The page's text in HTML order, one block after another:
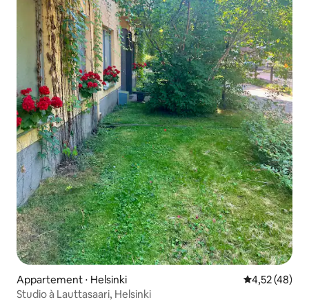
Appartement ⋅ Helsinki Évaluation
4,52 (48)
Studio à Lauttasaari, Helsinki